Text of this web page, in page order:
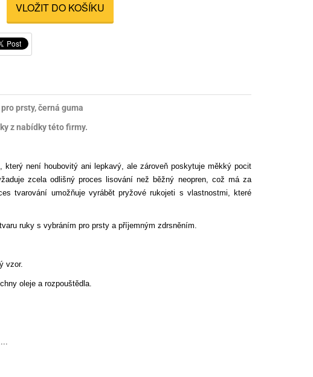
Ochranné prostředky
Rowan Engineering
Bipody, stolice a vaky
Svítilny
VLOŽIT DO KOŠÍKU
prsty, černá guma
z nabídky této firmy.
není houbovitý ani lepkavý, ale zároveň poskytuje měkký pocit
zcela odlišný proces lisování než běžný neopren, což má za
tvarování umožňuje vyrábět pryžové rukojeti s vlastnostmi, které
ruky s vybráním pro prsty a příjemným zdrsněním.
vzor.
oleje a rozpouštědla.